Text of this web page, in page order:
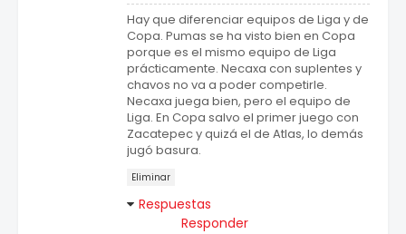
Hay que diferenciar equipos de Liga y de
Copa. Pumas se ha visto bien en Copa
porque es el mismo equipo de Liga
prácticamente. Necaxa con suplentes y
chavos no va a poder competirle.
Necaxa juega bien, pero el equipo de
Liga. En Copa salvo el primer juego con
Zacatepec y quizá el de Atlas, lo demás
jugó basura.
Eliminar
Respuestas
Responder